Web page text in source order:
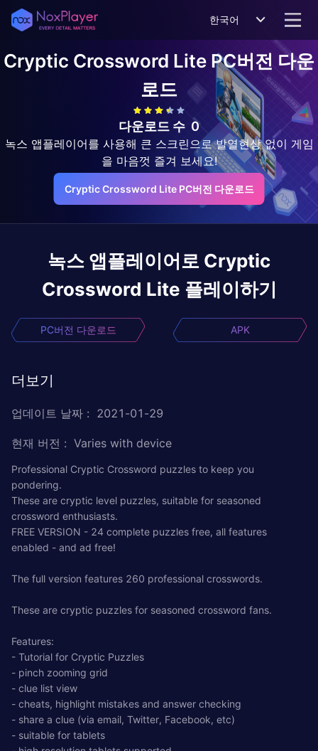
한국어
Cryptic Crossword Lite PC버전 다운
로드
다운로드 수 0
녹스 앱플레이어를 사용해 큰 스크린으로 발열현상 없이 게임
을 마음껏 즐겨 보세요!
Cryptic Crossword Lite PC버전 다운로드
녹스 앱플레이어로 Cryptic
Crossword Lite 플레이하기
PC버전 다운로드 APK
더보기
업데이트 날짜 : 2021-01-29
현재 버전 : Varies with device
Professional Cryptic Crossword puzzles to keep you
pondering.
These are cryptic level puzzles, suitable for seasoned
crossword enthusiasts.
FREE VERSION - 24 complete puzzles free, all features
enabled - and ad free!
The full version features 260 professional crosswords.
These are cryptic puzzles for seasoned crossword fans.
Features:
- Tutorial for Cryptic Puzzles
- pinch zooming grid
- clue list view
- cheats, highlight mistakes and answer checking
- share a clue (via email, Twitter, Facebook, etc)
- suitable for tablets